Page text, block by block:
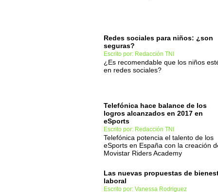
Redes sociales para niños: ¿son
seguras?
Escrito por: Redacción TNI
¿Es recomendable que los niños
en redes sociales?
Telefónica hace balance de los
logros alcanzados en 2017 en
eSports
Escrito por: Redacción TNI
Telefónica potencia el talento de los
eSports en España con la creación
Movistar Riders Academy
Las nuevas propuestas de
laboral
Escrito por: Vanessa Rodriguez